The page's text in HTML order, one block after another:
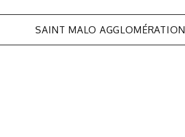
SAINT MALO AGGLOMÉRATION